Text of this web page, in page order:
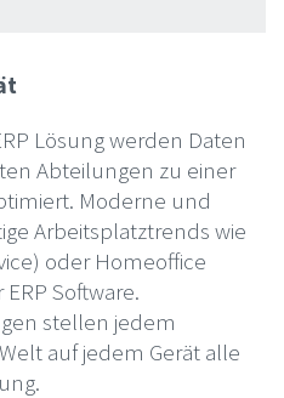
Lösung werden Daten
Abteilungen zu einer
Moderne und
Arbeitsplatztrends wie
oder Homeoffice
Software.
stellen jedem
auf jedem Gerät alle